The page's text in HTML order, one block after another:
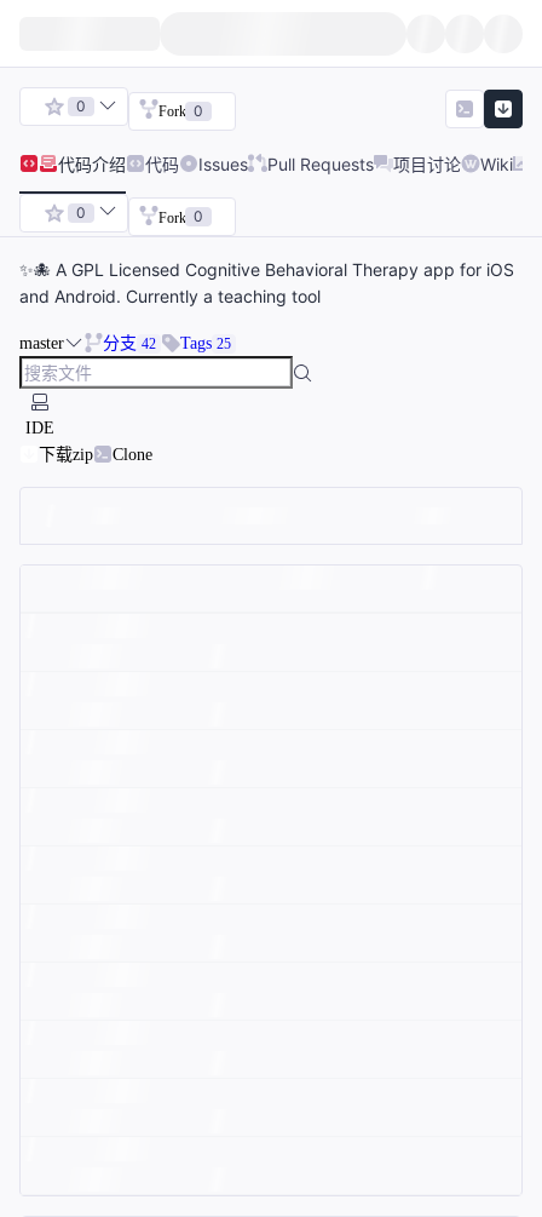
0 Fork 0
代码介绍 代码 Issues Pull Requests 项目讨论 Wiki
0 Fork 0
✨🐙 A GPL Licensed Cognitive Behavioral Therapy app for iOS
and Android. Currently a teaching tool
master 分支 42 Tags 25
IDE
下载zip
Clone